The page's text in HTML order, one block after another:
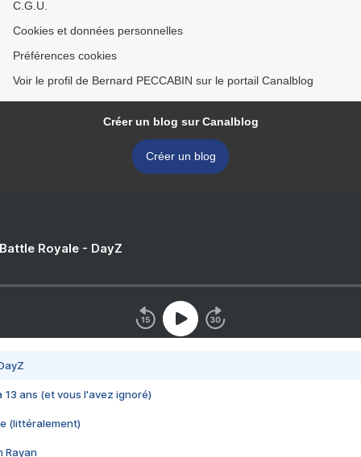
C.G.U.
Cookies et données personnelles
Préférences cookies
Voir le profil de Bernard PECCABIN sur le portail Canalblog
Créer un blog sur Canalblog
Créer un blog
Royale - DayZ
13 ans (et vous l'avez ignoré)
(littéralement)
Rayan